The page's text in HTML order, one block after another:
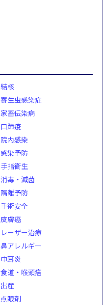
結核
寄生虫感染症
家畜伝染病
口蹄疫
院内感染
感染予防
手指衛生
消毒・滅菌
隔離予防
手術安全
皮膚癌
レーザー治療
鼻アレルギー
中耳炎
食道・喉頭癌
出産
点眼剤